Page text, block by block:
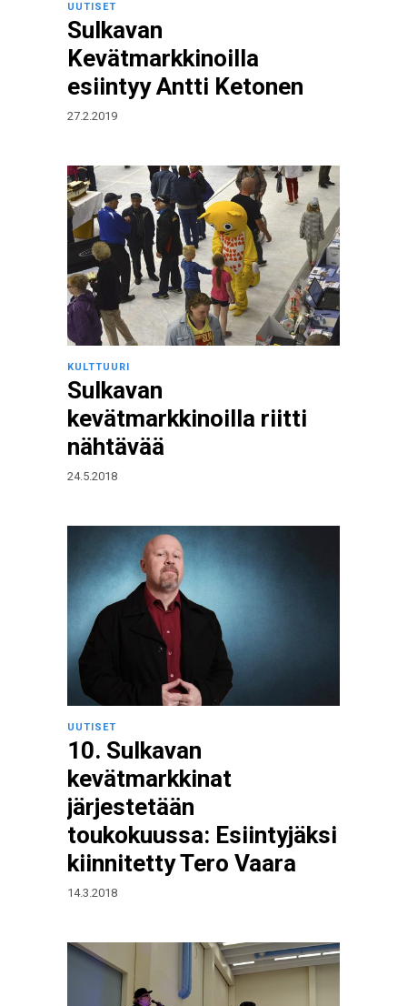
UUTISET
Sulkavan
Kevätmarkkinoilla
esiintyy Antti Ketonen
27.2.2019
KULTTUURI
Sulkavan
kevätmarkkinoilla riitti
nähtävää
24.5.2018
UUTISET
10. Sulkavan
kevätmarkkinat
järjestetään
toukokuussa: Esiintyjäksi
kiinnitetty Tero Vaara
14.3.2018